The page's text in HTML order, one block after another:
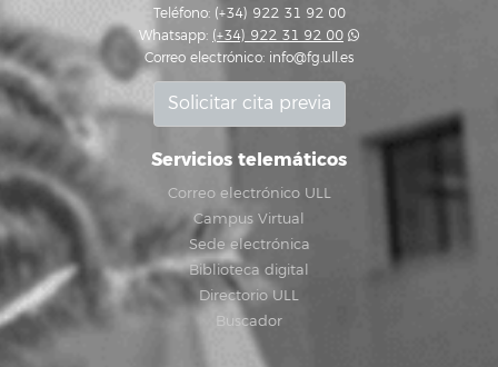
Teléfono: (+34) 922 31 92 00
Whatsapp: (+34) 922 31 92 00
Correo electrónico: info@fg.ull.es
Solicitar cita previa
Servicios telemáticos
Correo electrónico ULL
Campus Virtual
Sede electrónica
Biblioteca digital
Directorio ULL
Buscador